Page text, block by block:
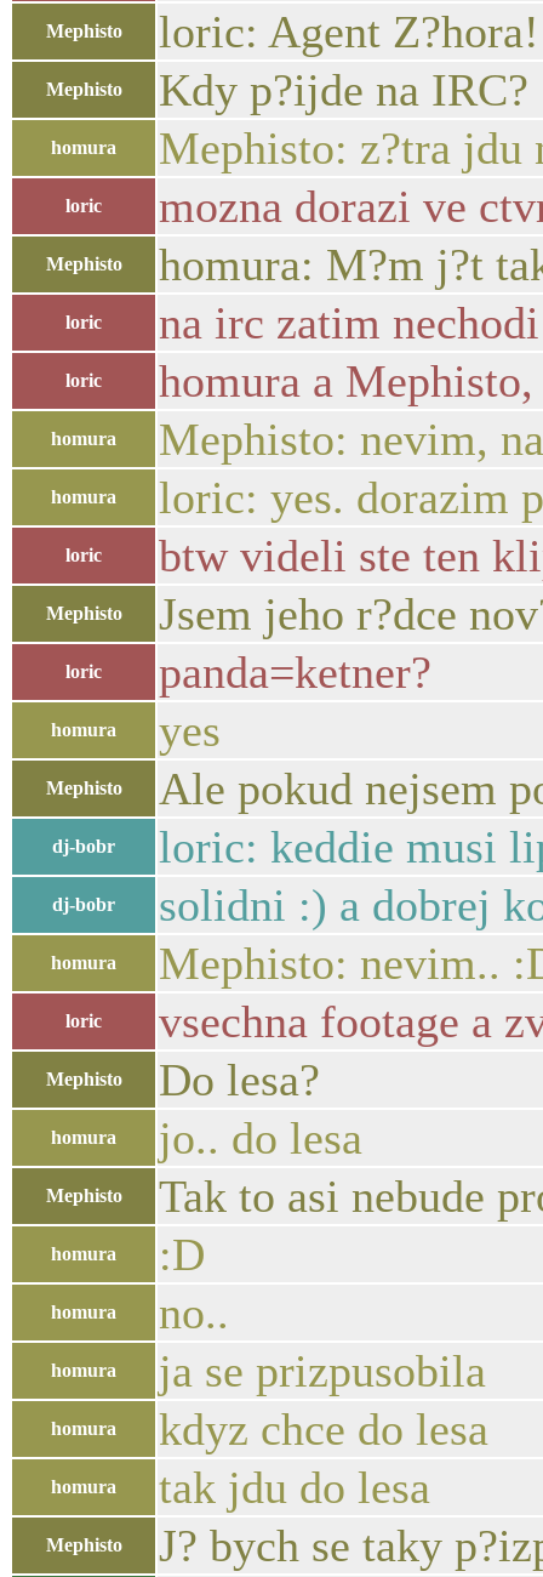
Mephisto loric: Agent Z?hora!
Mephisto Kdy p?ijde na IRC?
homura Mephisto: z?tra jdu
loric mozna dorazi ve
Mephisto homura: M?m j?t
loric na irc zatim
loric homura a
homura Mephisto: nevim,
homura loric: yes. dorazim
loric btw videli ste ten
Mephisto Jsem jeho r?dce
loric panda=ketner?
homura yes
Mephisto Ale pokud nejsem
dj-bobr loric: keddie musi
dj-bobr solidni :) a dobrej
homura Mephisto: nevim..
loric vsechna footage a
Mephisto Do lesa?
homura jo.. do lesa
Mephisto Tak to asi nebude
homura :D
homura no..
homura ja se prizpusobila
homura kdyz chce do lesa
homura tak jdu do lesa
Mephisto J? bych se taky